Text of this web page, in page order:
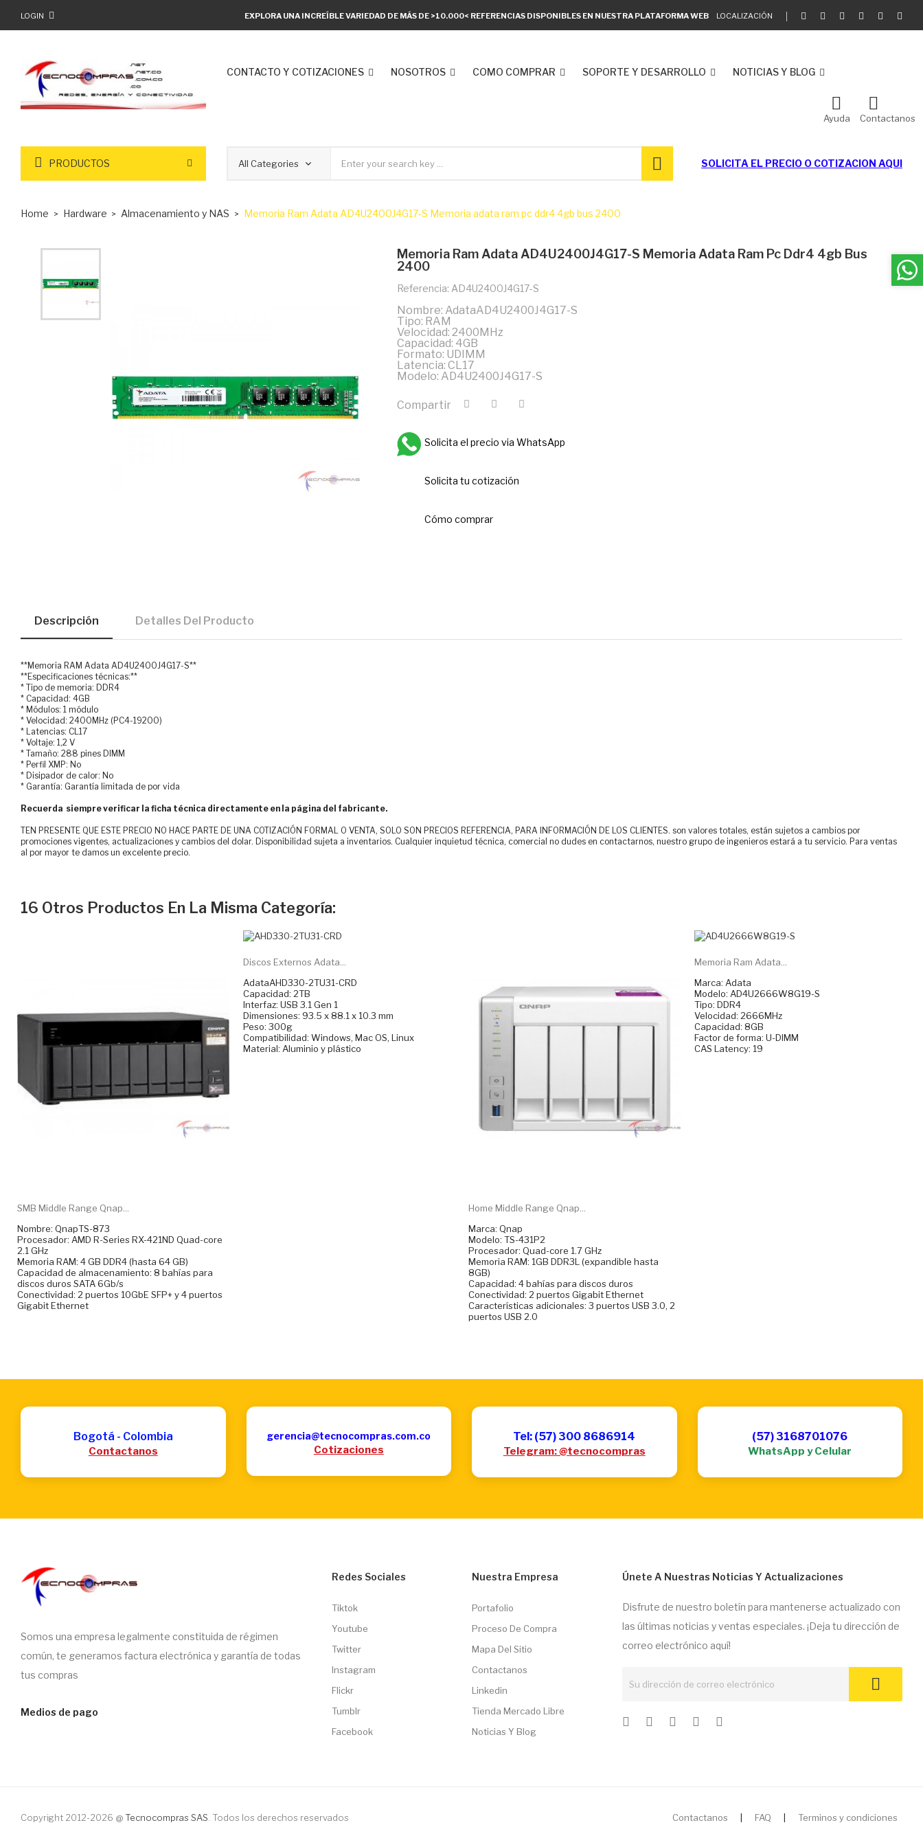
EXPLORA UNA INCREÍBLE VARIEDAD DE MÁS DE >10.000< REFERENCIAS DISPONIBLES EN NUESTRA PLATAFORMA WEB LOCALIZACIÓN
LOGIN
CONTACTO Y COTIZACIONES NOSOTROS COMO COMPRAR SOPORTE Y DESARROLLO NOTICIAS Y BLOG
Ayuda Contactanos
PRODUCTOS SOLICITA EL PRECIO O COTIZACION AQUI
Home Hardware Almacenamiento y NAS Memoria Ram Adata AD4U2400J4G17-S Memoria adata ram pc ddr4 4gb bus 2400
Memoria Ram Adata AD4U2400J4G17-S Memoria Adata Ram Pc Ddr4 4gb Bus
2400
Referencia: AD4U2400J4G17-S
Nombre: AdataAD4U2400J4G17-S
Tipo: RAM
Velocidad: 2400MHz
Capacidad: 4GB
Formato: UDIMM
Latencia: CL17
Modelo: AD4U2400J4G17-S
Compartir
Solicita el precio via WhatsApp
Solicita tu cotización
Cómo comprar
Descripción Detalles Del Producto
**Memoria RAM Adata AD4U2400J4G17-S**
**Especificaciones técnicas:**
* Tipo de memoria: DDR4
* Capacidad: 4GB
* Módulos: 1 módulo
* Velocidad: 2400MHz (PC4-19200)
* Latencias: CL17
* Voltaje: 1,2 V
* Tamaño: 288 pines DIMM
* Perfil XMP: No
* Disipador de calor: No
* Garantía: Garantía limitada de por vida
Recuerda siempre verificar la ficha técnica directamente en la página del fabricante.
TEN PRESENTE QUE ESTE PRECIO NO HACE PARTE DE UNA COTIZACIÓN FORMAL O VENTA, SOLO SON PRECIOS REFERENCIA, PARA INFORMACIÓN DE LOS CLIENTES. son valores totales, están sujetos a cambios por
promociones vigentes, actualizaciones y cambios del dolar. Disponibilidad sujeta a inventarios. Cualquier inquietud técnica, comercial no dudes en contactarnos, nuestro grupo de ingenieros estará a tu servicio. Para ventas
al por mayor te damos un excelente precio.
16 Otros Productos En La Misma Categoría:
SMB Middle Range Qnap...
Nombre: QnapTS-873
Procesador: AMD R-Series RX-421ND Quad-core
2.1 GHz
Memoria RAM: 4 GB DDR4 (hasta 64 GB)
Capacidad de almacenamiento: 8 bahías para
discos duros SATA 6Gb/s
Conectividad: 2 puertos 10GbE SFP+ y 4 puertos
Gigabit Ethernet
Discos Externos Adata...
AdataAHD330-2TU31-CRD
Capacidad: 2TB
Interfaz: USB 3.1 Gen 1
Dimensiones: 93.5 x 88.1 x 10.3 mm
Peso: 300g
Compatibilidad: Windows, Mac OS, Linux
Material: Aluminio y plástico
Home Middle Range Qnap...
Marca: Qnap
Modelo: TS-431P2
Procesador: Quad-core 1.7 GHz
Memoria RAM: 1GB DDR3L (expandible hasta
8GB)
Capacidad: 4 bahías para discos duros
Conectividad: 2 puertos Gigabit Ethernet
Características adicionales: 3 puertos USB 3.0, 2
puertos USB 2.0
Memoria Ram Adata...
Marca: Adata
Modelo: AD4U2666W8G19-S
Tipo: DDR4
Velocidad: 2666MHz
Capacidad: 8GB
Factor de forma: U-DIMM
CAS Latency: 19
Bogotá - Colombia
Contactanos
gerencia@tecnocompras.com.co
Cotizaciones
Tel: (57) 300 8686914
Telegram: @tecnocompras
(57) 3168701076
WhatsApp y Celular
Somos una empresa legalmente constituida de régimen
común, te generamos factura electrónica y garantía de todas
tus compras
Medios de pago
Redes Sociales
Tiktok
Youtube
Twitter
Instagram
Flickr
Tumblr
Facebook
Nuestra Empresa
Portafolio
Proceso De Compra
Mapa Del Sitio
Contactanos
Linkedin
Tienda Mercado Libre
Noticias Y Blog
Únete A Nuestras Noticias Y Actualizaciones
Disfrute de nuestro boletín para mantenerse actualizado con
las últimas noticias y ventas especiales. ¡Deja tu dirección de
correo electrónico aquí!
Copyright 2012-2026 @ Tecnocompras SAS . Todos los derechos reservados Contactanos FAQ Terminos y condiciones